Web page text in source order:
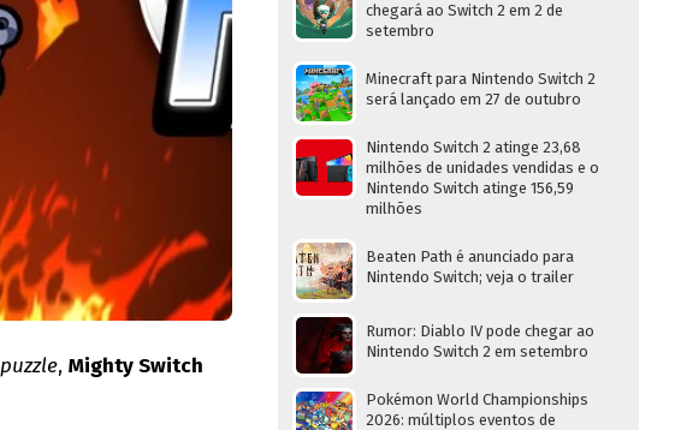
puzzle, Mighty Switch
chegará ao Switch 2 em 2 de
setembro
Minecraft para Nintendo Switch 2
será lançado em 27 de outubro
Nintendo Switch 2 atinge 23,68
milhões de unidades vendidas e o
Nintendo Switch atinge 156,59
milhões
Beaten Path é anunciado para
Nintendo Switch; veja o trailer
Rumor: Diablo IV pode chegar ao
Nintendo Switch 2 em setembro
Pokémon World Championships
2026: múltiplos eventos de